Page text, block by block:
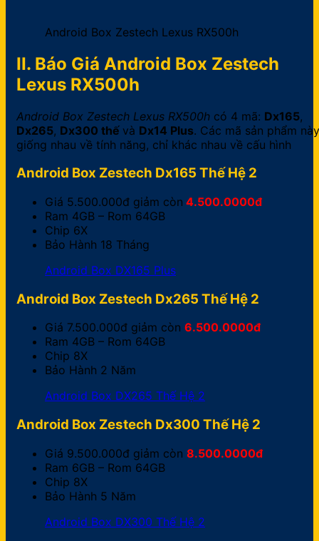
Android Box Zestech Lexus RX500h
II. Báo Giá Android Box Zestech
Lexus RX500h
Android Box Zestech Lexus RX500h có 4 mã: Dx165,
Dx265, Dx300 thế và Dx14 Plus. Các mã sản phẩm này
giống nhau về tính năng, chỉ khác nhau về cấu hình
Android Box Zestech Dx165 Thế Hệ 2
Giá 5.500.000đ giảm còn 4.500.0000đ
Ram 4GB – Rom 64GB
Chip 6X
Bảo Hành 18 Tháng
Android Box DX165 Plus
Android Box Zestech Dx265 Thế Hệ 2
Giá 7.500.000đ giảm còn 6.500.0000đ
Ram 4GB – Rom 64GB
Chip 8X
Bảo Hành 2 Năm
Android Box DX265 Thế Hệ 2
Android Box Zestech Dx300 Thế Hệ 2
Giá 9.500.000đ giảm còn 8.500.0000đ
Ram 6GB – Rom 64GB
Chip 8X
Bảo Hành 5 Năm
Android Box DX300 Thế Hệ 2